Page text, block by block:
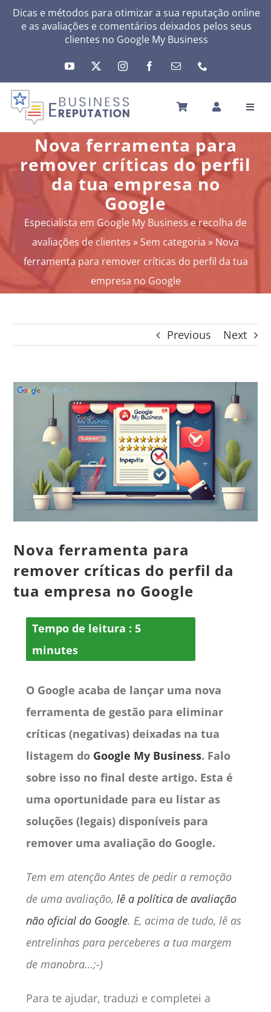
SkipDicas e métodos para otimizar a sua reputação online
e as avaliações e comentários deixados pelos seus
clientes no Google My Business
INÍCIO
A SUA REPUTAÇÃO
A SUA ATIVIDADE
OUTRAS SOLUÇÕES
NEWS
SOBRE
A MINHA CONTA
SEARCH
Português
Nova ferramenta para
remover críticas do perfil
da tua empresa no
Google
Especialista em Google My Business e recolha de
avaliações de clientes » Sem categoria » Nova
ferramenta para remover críticas do perfil da tua
empresa no Google
Previous Next
View
Image
Nova ferramenta para
remover críticas do perfil da
tua empresa no Google
Tempo de leitura : 5
minutes
O Google acaba de lançar uma nova
ferramenta de gestão para eliminar
críticas (negativas) deixadas na tua
listagem do Google My Business. Falo
sobre isso no final deste artigo. Esta é
uma oportunidade para eu listar as
soluções (legais) disponíveis para
remover uma avaliação do Google.
Tem em atenção Antes de pedir a remoção
de uma avaliação, lê a política de avaliação
não oficial do Google. E, acima de tudo, lê as
entrelinhas para perceberes a tua margem
de manobra…;-)
Para te ajudar, traduzi e completei a